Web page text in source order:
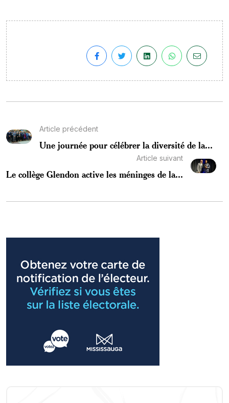
Article précédent
Une journée pour célébrer la diversité de la...
Article suivant
Le collège Glendon active les méninges de la...